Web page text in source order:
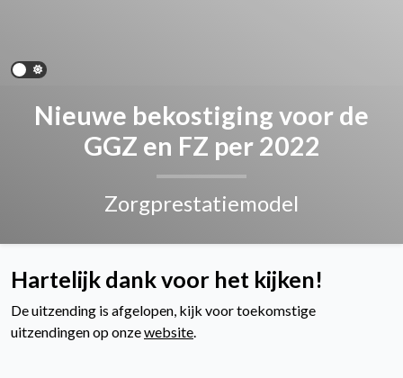
Nieuwe bekostiging voor de
GGZ en FZ per 2022
Zorgprestatiemodel
Hartelijk dank voor het kijken!
De uitzending is afgelopen, kijk voor toekomstige
uitzendingen op onzewebsite.